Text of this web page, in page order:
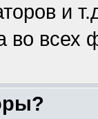
и
во всех